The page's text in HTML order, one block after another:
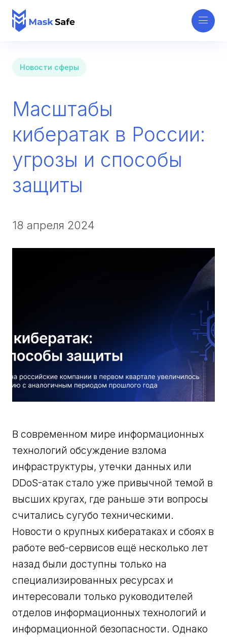
Новости сферы
Масштабы
кибератак в России:
угрозы и способы
защиты
18 апреля 2024
В современном мире информационных
технологий обсуждение взлома
инфраструктуры, утечки данных или
DDoS-атак стало уже привычной темой в
высших кругах, где раньше эти вопросы
считались сугубо техническими.
Новости о крупных кибератаках и сбоях в
работе веб-сервисов ещё несколько лет
назад были доступны только на
специализированных ресурсах и
интересовали только руководителей
отделов информационных технологий и
информационной безопасности. Однако